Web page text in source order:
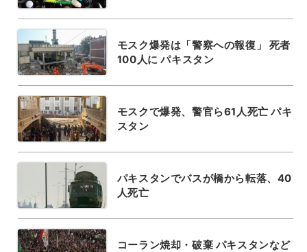
モスク爆発は「警察への報復」 死者
100人に パキスタン
モスクで爆発、警官ら61人死亡 パキ
スタン
パキスタンでバスが橋から転落、40
人死亡
コーラン焼却・破棄 パキスタンなど